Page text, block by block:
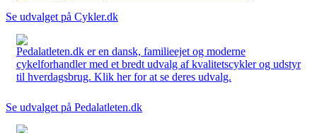
Se udvalget på Cykler.dk
Pedalatleten.dk er en dansk, familieejet og moderne
cykelforhandler med et bredt udvalg af kvalitetscykler og udstyr
til hverdagsbrug. Klik her for at se deres udvalg.
Se udvalget på Pedalatleten.dk